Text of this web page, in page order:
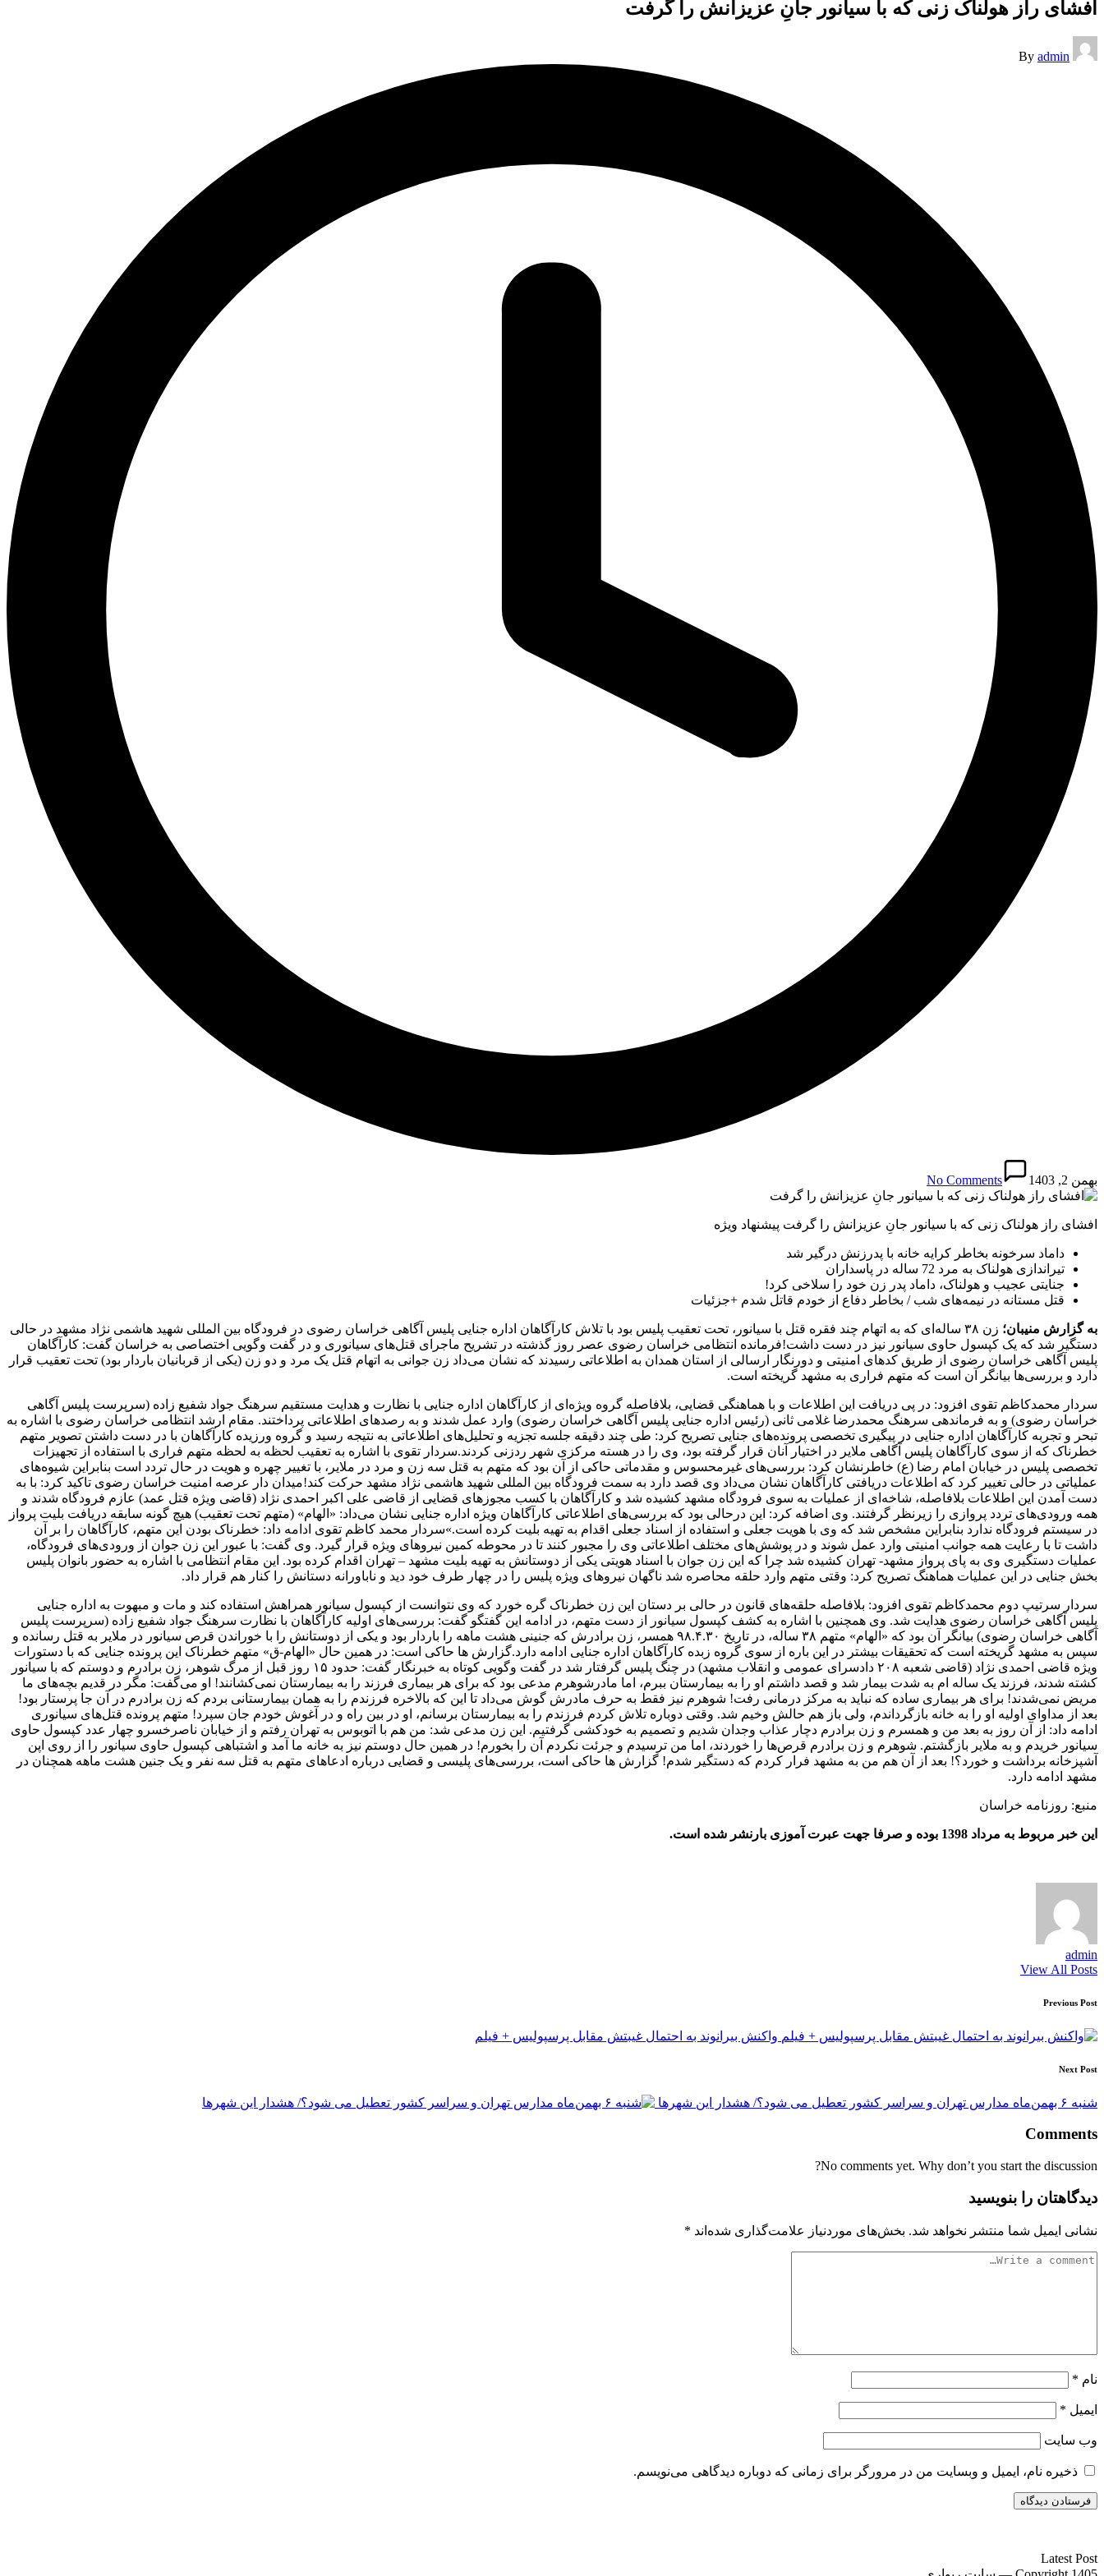
افشای راز هولناک زنی که با سیانور جانِ عزیزانش را گرفت
Posted
by
By admin
بهمن 2, 1403 No Comments
افشای راز هولناک زنی که با سیانور جانِ عزیزانش را گرفت پیشنهاد ویژه
داماد سرخونه بخاطر کرایه خانه با پدرزنش درگیر شد
تیراندازی هولناک به مرد 72 ساله در پاسداران
جنایتی عجیب و هولناک، داماد پدر زن خود را سلاخی کرد!
قتل مستانه در نیمه‌های شب / بخاطر دفاع از خودم قاتل شدم +جزئیات
به گزارش منیبان؛
زن ۳۸ ساله‌ای که به اتهام چند فقره قتل با سیانور، تحت تعقیب پلیس بود با تلاش کارآگاهان اداره جنایی پلیس آگاهی خراسان رضوی در فرودگاه بین المللی شهید هاشمی نژاد مشهد در حالی
دستگیر شد که یک کپسول حاوی سیانور نیز در دست داشت!فرمانده انتظامی خراسان رضوی عصر روز گذشته در تشریح ماجرای قتل‌های سیانوری و در گفت وگویی اختصاصی به خراسان گفت: کارآگاهان
پلیس آگاهی خراسان رضوی از طریق کد‌های امنیتی و دورنگار ارسالی از استان همدان به اطلاعاتی رسیدند که نشان می‌داد زن جوانی به اتهام قتل یک مرد و دو زن (یکی از قربانیان باردار بود) تحت تعقیب قرار
دارد و بررسی‌ها بیانگر آن است که متهم فراری به مشهد گریخته است.
سردار محمدکاظم تقوی افزود: در پی دریافت این اطلاعات و با هماهنگی قضایی، بلافاصله گروه ویژه‌ای از کارآگاهان اداره جنایی با نظارت و هدایت مستقیم سرهنگ جواد شفیع زاده (سرپرست پلیس آگاهی
خراسان رضوی) و به فرماندهی سرهنگ محمدرضا غلامی ثانی (رئیس اداره جنایی پلیس آگاهی خراسان رضوی) وارد عمل شدند و به رصد‌های اطلاعاتی پرداختند. مقام ارشد انتظامی خراسان رضوی با اشاره به
تبحر و تجربه کارآگاهان اداره جنایی در پیگیری تخصصی پرونده‌های جنایی تصریح کرد: طی چند دقیقه جلسه تجزیه و تحلیل‌های اطلاعاتی به نتیجه رسید و گروه ورزیده کارآگاهان با در دست داشتن تصویر متهم
خطرناک که از سوی کارآگاهان پلیس آگاهی ملایر در اختیار آنان قرار گرفته بود، وی را در هسته مرکزی شهر ردزنی کردند.سردار تقوی با اشاره به تعقیب لحظه به لحظه متهم فراری با استفاده از تجهیزات
تخصصی پلیس در خیابان امام رضا (ع) خاطرنشان کرد: بررسی‌های غیرمحسوس و مقدماتی حاکی از آن بود که متهم به قتل سه زن و مرد در ملایر، با تغییر چهره و هویت در حال تردد است بنابراین شیوه‌های
عملیاتی در حالی تغییر کرد که اطلاعات دریافتی کارآگاهان نشان می‌داد وی قصد دارد به سمت فرودگاه بین المللی شهید هاشمی نژاد مشهد حرکت کند!میدان دار عرصه امنیت خراسان رضوی تاکید کرد: با به
دست آمدن این اطلاعات بلافاصله، شاخه‌ای از عملیات به سوی فرودگاه مشهد کشیده شد و کارآگاهان با کسب مجوز‌های قضایی از قاضی علی اکبر احمدی نژاد (قاضی ویژه قتل عمد) عازم فرودگاه شدند و
همه ورودی‌های تردد پروازی را زیرنظر گرفتند. وی اضافه کرد: این درحالی بود که بررسی‌های اطلاعاتی کارآگاهان ویژه اداره جنایی نشان می‌داد: «الهام» (متهم تحت تعقیب) هیچ گونه سابقه دریافت بلیت پرواز
در سیستم فرودگاه ندارد بنابراین مشخص شد که وی با هویت جعلی و استفاده از اسناد جعلی اقدام به تهیه بلیت کرده است.»سردار محمد کاظم تقوی ادامه داد: خطرناک بودن این متهم، کارآگاهان را بر آن
داشت تا با رعایت همه جوانب امنیتی وارد عمل شوند و در پوشش‌های مختلف اطلاعاتی وی را مجبور کنند تا در محوطه کمین نیرو‌های ویژه قرار گیرد. وی گفت: با عبور این زن جوان از ورودی‌های فرودگاه،
عملیات دستگیری وی به پای پرواز مشهد- تهران کشیده شد چرا که این زن جوان با اسناد هویتی یکی از دوستانش به تهیه بلیت مشهد – تهران اقدام کرده بود. این مقام انتظامی با اشاره به حضور بانوان پلیس
بخش جنایی در این عملیات هماهنگ تصریح کرد: وقتی متهم وارد حلقه محاصره شد ناگهان نیرو‌های ویژه پلیس را در چهار طرف خود دید و ناباورانه دستانش را کنار هم قرار داد.
سردار سرتیپ دوم محمدکاظم تقوی افزود: بلافاصله حلقه‌های قانون در حالی بر دستان این زن خطرناک گره خورد که وی نتوانست از کپسول سیانور همراهش استفاده کند و مات و مبهوت به اداره جنایی
پلیس آگاهی خراسان رضوی هدایت شد. وی همچنین با اشاره به کشف کپسول سیانور از دست متهم، در ادامه این گفتگو گفت: بررسی‌های اولیه کارآگاهان با نظارت سرهنگ جواد شفیع زاده (سرپرست پلیس
آگاهی خراسان رضوی) بیانگر آن بود که «الهام» متهم ۳۸ ساله، در تاریخ ۹۸.۴.۳۰ همسر، زن برادرش که جنینی هشت ماهه را باردار بود و یکی از دوستانش را با خوراندن قرص سیانور در ملایر به قتل رسانده و
سپس به مشهد گریخته است که تحقیقات بیشتر در این باره از سوی گروه زبده کارآگاهان اداره جنایی ادامه دارد.گزارش ها حاکی است: در همین حال «الهام-ق» متهم خطرناک این پرونده جنایی که با دستورات
ویژه قاضی احمدی نژاد (قاضی شعبه ۲۰۸ دادسرای عمومی و انقلاب مشهد) در چنگ پلیس گرفتار شد در گفت وگویی کوتاه به خبرنگار گفت: حدود ۱۵ روز قبل از مرگ شوهر، زن برادرم و دوستم که با سیانور
کشته شدند، فرزند یک ساله ام به شدت بیمار شد و قصد داشتم او را به بیمارستان ببرم، اما مادرشوهرم مدعی بود که برای هر بیماری فرزند را به بیمارستان نمی‌کشانند! او می‌گفت: مگر در قدیم بچه‌های ما
مریض نمی‌شدند! برای هر بیماری ساده که نباید به مرکز درمانی رفت! شوهرم نیز فقط به حرف مادرش گوش می‌داد تا این که بالاخره فرزندم را به همان بیمارستانی بردم که زن برادرم در آن جا پرستار بود!
بعد از مداوای اولیه او را به خانه بازگرداندم، ولی باز هم حالش وخیم شد. وقتی دوباره تلاش کردم فرزندم را به بیمارستان برسانم، او در بین راه و در آغوش خودم جان سپرد! متهم پرونده قتل‌های سیانوری
ادامه داد: از آن روز به بعد من و همسرم و زن برادرم دچار عذاب وجدان شدیم و تصمیم به خودکشی گرفتیم. این زن مدعی شد: من هم با اتوبوس به تهران رفتم و از خیابان ناصرخسرو چهار عدد کپسول حاوی
سیانور خریدم و به ملایر بازگشتم. شوهرم و زن برادرم قرص‌ها را خوردند، اما من ترسیدم و جرئت نکردم آن را بخورم! در همین حال دوستم نیز به خانه ما آمد و اشتباهی کپسول حاوی سیانور را از روی اپن
آشپزخانه برداشت و خورد؟! بعد از آن هم من به مشهد فرار کردم که دستگیر شدم! گزارش ها حاکی است، بررسی‌های پلیسی و قضایی درباره ادعا‌های متهم به قتل سه نفر و یک جنین هشت ماهه همچنان در
مشهد ادامه دارد.
منبع: روزنامه خراسان
این خبر مربوط به مرداد 1398 بوده و صرفا جهت عبرت آموزی بارنشر شده است.
admin
View All Posts
Post
navigation
Previous Post
واکنش بیرانوند به احتمال غیبتش مقابل پرسپولیس + فیلم
Next Post
شنبه ۶ بهمن‌ماه مدارس تهران و سراسر کشور تعطیل می شود؟/ هشدار این شهرها
Comments
No comments yet. Why don’t you start the discussion?
دیدگاهتان را بنویسید
نشانی ایمیل شما منتشر نخواهد شد. بخش‌های موردنیاز علامت‌گذاری شده‌اند *
نام *
ایمیل *
وب‌ سایت
ذخیره نام، ایمیل و وبسایت من در مرورگر برای زمانی که دوباره دیدگاهی می‌نویسم.
Latest Post